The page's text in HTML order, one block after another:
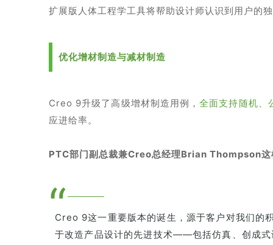
扩展版人体工程学工具将帮助设计师认识到用户的
优化增材制造与减材制造
Creo 9升级了高级增材制造用例，全面支持随机、
应进给率。
PTC部门副总裁兼Creo总经理Brian Thompson这
“
Creo 9这一重要版本的诞生，源于客户对我们的
于改造产品设计的先进技术——包括仿真、创成式